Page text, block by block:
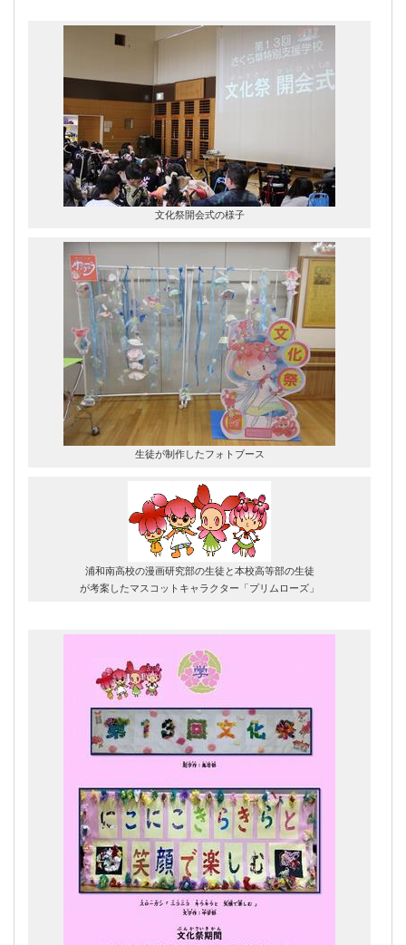
文化祭開会式の様子
生徒が制作したフォトブース
浦和南高校の漫画研究部の生徒と本校高等部の生徒
が考案したマスコットキャラクター「プリムローズ」